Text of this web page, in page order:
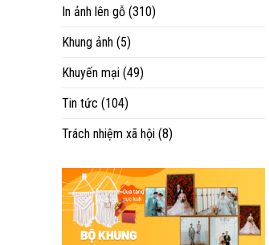
In ảnh lên gỗ (310)
Khung ảnh (5)
Khuyến mại (49)
Tin tức (104)
Trách nhiệm xã hội (8)